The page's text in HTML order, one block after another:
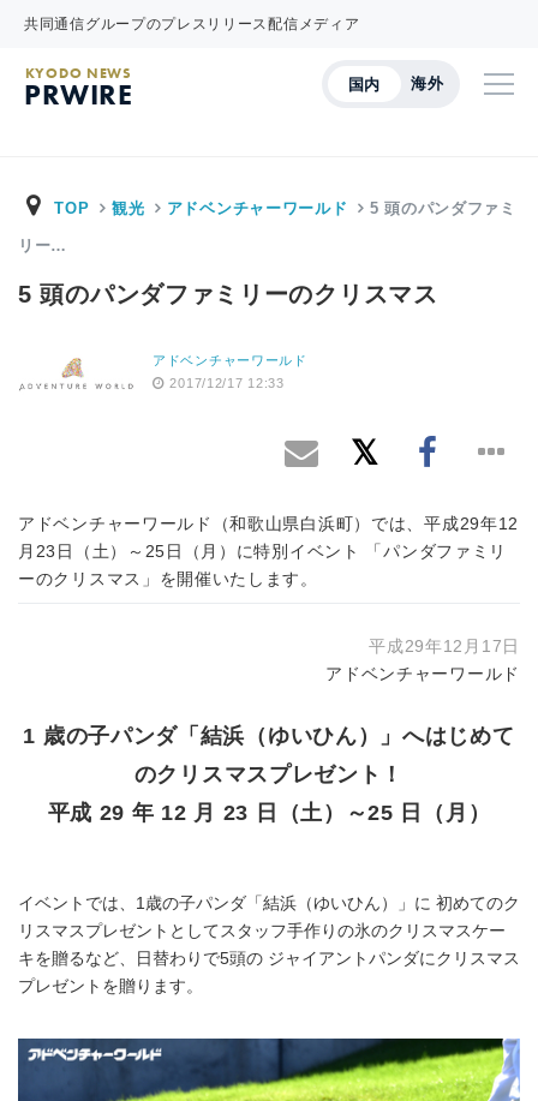
共同通信グループのプレスリリース配信メディア
国内 海外
KYODO NEWS
PRWIRE
TOP 観光 アドベンチャーワールド 5 頭のパンダファミ
リー…
5 頭のパンダファミリーのクリスマス
アドベンチャーワールド
2017/12/17 12:33
アドベンチャーワールド（和歌山県白浜町）では、平成29年12
月23日（土）～25日（月）に特別イベント 「パンダファミリ
ーのクリスマス」を開催いたします。
平成29年12月17日
アドベンチャーワールド
1 歳の子パンダ「結浜（ゆいひん）」へはじめて
のクリスマスプレゼント！
平成 29 年 12 月 23 日（土）～25 日（月）
イベントでは、1歳の子パンダ「結浜（ゆいひん）」に 初めてのク
リスマスプレゼントとしてスタッフ手作りの氷のクリスマスケー
キを贈るなど、日替わりで5頭の ジャイアントパンダにクリスマス
プレゼントを贈ります。